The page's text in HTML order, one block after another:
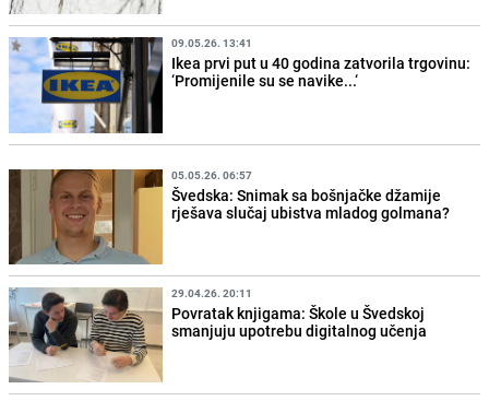
09.05.26. 13:41
Ikea prvi put u 40 godina zatvorila trgovinu:
‘Promijenile su se navike...‘
05.05.26. 06:57
Švedska: Snimak sa bošnjačke džamije
rješava slučaj ubistva mladog golmana?
29.04.26. 20:11
Povratak knjigama: Škole u Švedskoj
smanjuju upotrebu digitalnog učenja